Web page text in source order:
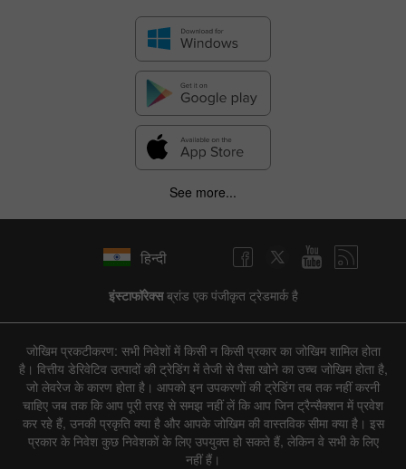
See more...
हिन्दी
इंस्टाफॉरेक्सब्रांड एक पंजीकृत ट्रेडमार्क है
जोखिम प्रकटीकरण: सभी निवेशों में किसी न किसी प्रकार का जोखिम शामिल होता
है। वित्तीय डेरिवेटिव उत्पादों की ट्रेडिंग में तेजी से पैसा खोने का उच्च जोखिम होता है,
जो लेवरेज के कारण होता है। आपको इन उपकरणों की ट्रेडिंग तब तक नहीं करनी
चाहिए जब तक कि आप पूरी तरह से समझ नहीं लें कि आप जिन ट्रैन्सैक्शन में प्रवेश
कर रहे हैं, उनकी प्रकृति क्या है और आपके जोखिम की वास्तविक सीमा क्या है। इस
प्रकार के निवेश कुछ निवेशकों के लिए उपयुक्त हो सकते हैं, लेकिन वे सभी के लिए
नहीं हैं।